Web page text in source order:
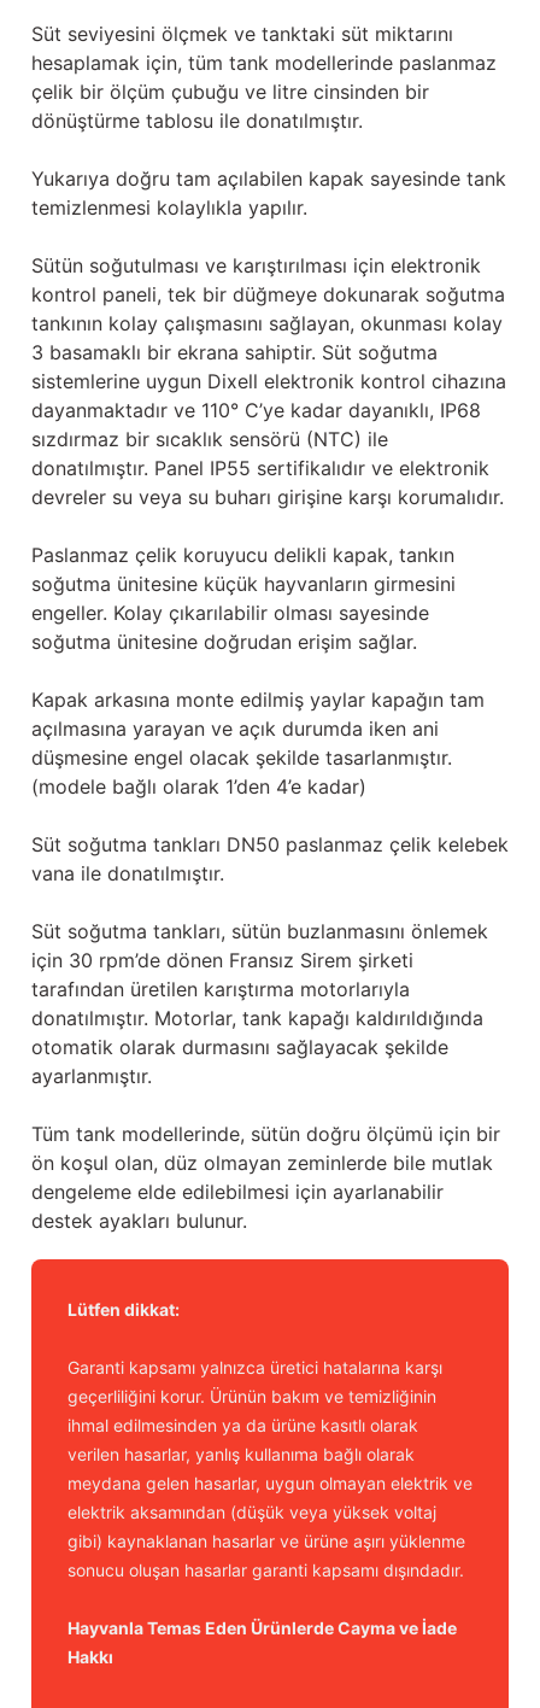
Süt seviyesini ölçmek ve tanktaki süt miktarını
hesaplamak için, tüm tank modellerinde paslanmaz
çelik bir ölçüm çubuğu ve litre cinsinden bir
dönüştürme tablosu ile donatılmıştır.
Yukarıya doğru tam açılabilen kapak sayesinde tank
temizlenmesi kolaylıkla yapılır.
Sütün soğutulması ve karıştırılması için elektronik
kontrol paneli, tek bir düğmeye dokunarak soğutma
tankının kolay çalışmasını sağlayan, okunması kolay
3 basamaklı bir ekrana sahiptir. Süt soğutma
sistemlerine uygun Dixell elektronik kontrol cihazına
dayanmaktadır ve 110° C’ye kadar dayanıklı, IP68
sızdırmaz bir sıcaklık sensörü (NTC) ile
donatılmıştır. Panel IP55 sertifikalıdır ve elektronik
devreler su veya su buharı girişine karşı korumalıdır.
Paslanmaz çelik koruyucu delikli kapak, tankın
soğutma ünitesine küçük hayvanların girmesini
engeller. Kolay çıkarılabilir olması sayesinde
soğutma ünitesine doğrudan erişim sağlar.
Kapak arkasına monte edilmiş yaylar kapağın tam
açılmasına yarayan ve açık durumda iken ani
düşmesine engel olacak şekilde tasarlanmıştır.
(modele bağlı olarak 1’den 4’e kadar)
Süt soğutma tankları DN50 paslanmaz çelik kelebek
vana ile donatılmıştır.
Süt soğutma tankları, sütün buzlanmasını önlemek
için 30 rpm’de dönen Fransız Sirem şirketi
tarafından üretilen karıştırma motorlarıyla
donatılmıştır. Motorlar, tank kapağı kaldırıldığında
otomatik olarak durmasını sağlayacak şekilde
ayarlanmıştır.
Tüm tank modellerinde, sütün doğru ölçümü için bir
ön koşul olan, düz olmayan zeminlerde bile mutlak
dengeleme elde edilebilmesi için ayarlanabilir
destek ayakları bulunur.
Lütfen dikkat:
Garanti kapsamı yalnızca üretici hatalarına karşı
geçerliliğini korur. Ürünün bakım ve temizliğinin
ihmal edilmesinden ya da ürüne kasıtlı olarak
verilen hasarlar, yanlış kullanıma bağlı olarak
meydana gelen hasarlar, uygun olmayan elektrik ve
elektrik aksamından (düşük veya yüksek voltaj
gibi) kaynaklanan hasarlar ve ürüne aşırı yüklenme
sonucu oluşan hasarlar garanti kapsamı dışındadır.
Hayvanla Temas Eden Ürünlerde Cayma ve İade
Hakkı